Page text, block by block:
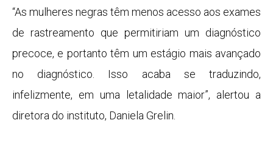
“As mulheres negras têm menos acesso aos exames
de rastreamento que permitiriam um diagnóstico
precoce, e portanto têm um estágio mais avançado
no diagnóstico. Isso acaba se traduzindo,
infelizmente, em uma letalidade maior”, alertou a
diretora do instituto, Daniela Grelin.